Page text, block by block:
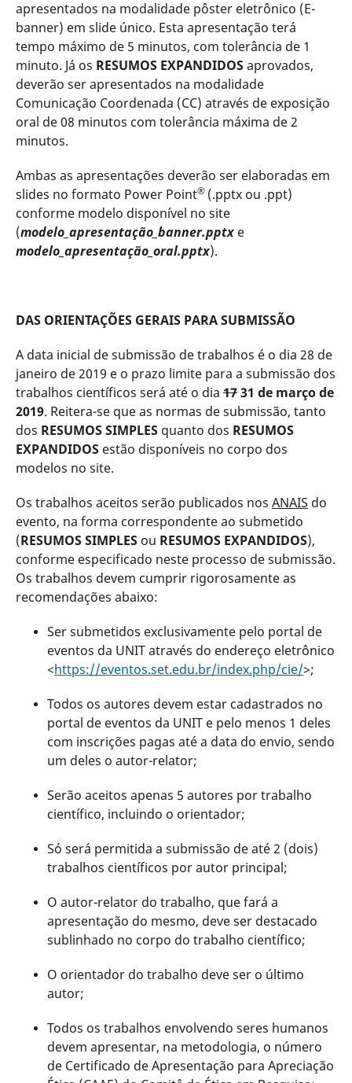
apresentados na modalidade pôster eletrônico (E-
banner) em slide único. Esta apresentação terá
tempo máximo de 5 minutos, com tolerância de 1
minuto. Já os RESUMOS EXPANDIDOSaprovados,
deverão ser apresentados na modalidade
Comunicação Coordenada (CC) através de exposição
oral de 08 minutos com tolerância máxima de 2
minutos.
Ambas as apresentações deverão ser elaboradas em
slides no formato Power Point® (.pptx ou .ppt)
conforme modelo disponível no site
(modelo_apresentação_banner.pptxe
modelo_apresentação_oral.pptx).
DAS ORIENTAÇÕES GERAIS PARA SUBMISSÃO
A data inicial de submissão de trabalhos é o dia 28 de
janeiro de 2019 e o prazo limite para a submissão dos
trabalhos científicos será até o dia 1731 de março de
2019. Reitera-se que as normas de submissão, tanto
dos RESUMOS SIMPLESquanto dos RESUMOS
EXPANDIDOSestão disponíveis no corpo dos
modelos no site.
Os trabalhos aceitos serão publicados nos ANAIS do
evento, na forma correspondente ao submetido
(RESUMOS SIMPLESou RESUMOS EXPANDIDOS),
conforme especificado neste processo de submissão.
Os trabalhos devem cumprir rigorosamente as
recomendações abaixo:
Ser submetidos exclusivamente pelo portal de
eventos da UNIT através do endereço eletrônico
<https://eventos.set.edu.br/index.php/cie/>;
Todos os autores devem estar cadastrados no
portal de eventos da UNIT e pelo menos 1 deles
com inscrições pagas até a data do envio, sendo
um deles o autor-relator;
Serão aceitos apenas 5 autores por trabalho
científico, incluindo o orientador;
Só será permitida a submissão de até 2 (dois)
trabalhos científicos por autor principal;
O autor-relator do trabalho, que fará a
apresentação do mesmo, deve ser destacado
sublinhado no corpo do trabalho científico;
O orientador do trabalho deve ser o último
autor;
Todos os trabalhos envolvendo seres humanos
devem apresentar, na metodologia, o número
de Certificado de Apresentação para Apreciação